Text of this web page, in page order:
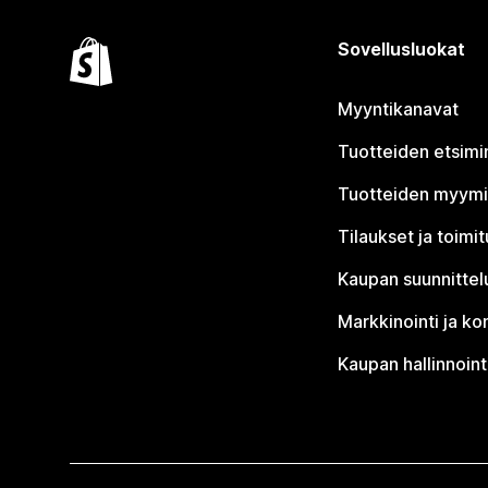
Sovellusluokat
Myyntikanavat
Tuotteiden
Tuotteiden
Tilaukset ja
Kaupan
Markkinointi ja
Kaupan